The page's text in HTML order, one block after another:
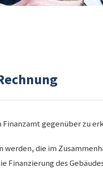
gegenüber zu
die im
Finanzierung des